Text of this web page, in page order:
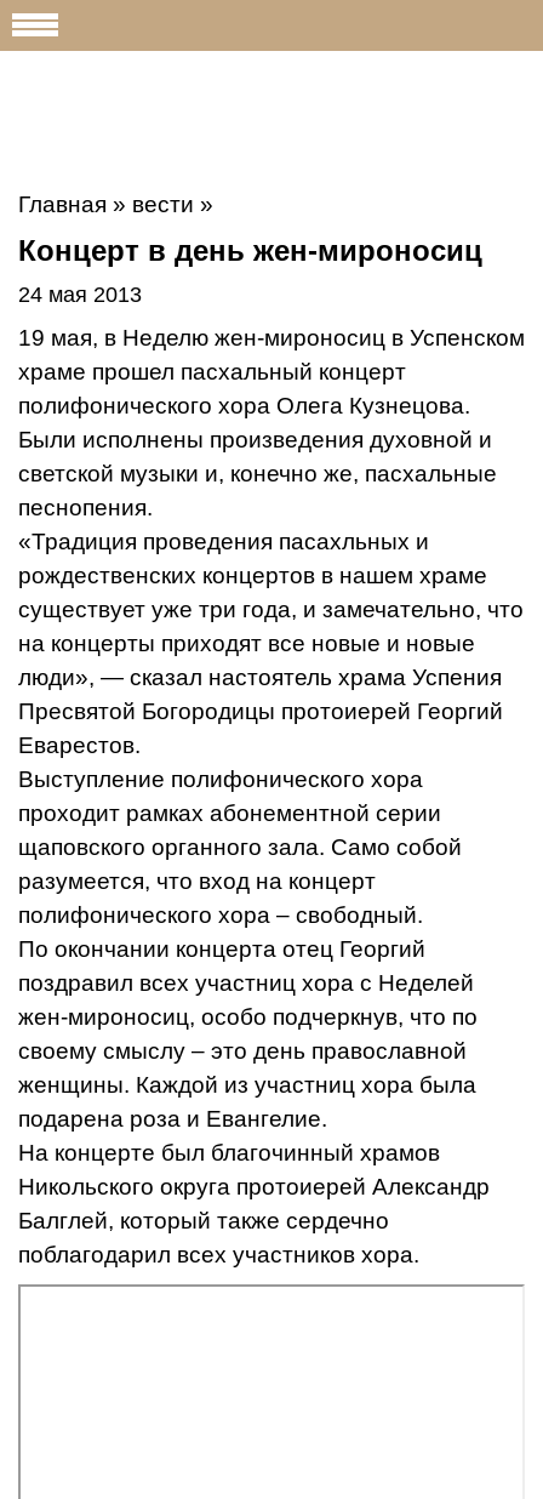
Главная » вести »
Концерт в день жен-мироносиц
24 мая 2013
19 мая, в Неделю жен-мироносиц в Успенском
храме прошел пасхальный концерт
полифонического хора Олега Кузнецова.
Были исполнены произведения духовной и
светской музыки и, конечно же, пасхальные
песнопения.
«Традиция проведения пасахльных и
рождественских концертов в нашем храме
существует уже три года, и замечательно, что
на концерты приходят все новые и новые
люди», — сказал настоятель храма Успения
Пресвятой Богородицы протоиерей Георгий
Еварестов.
Выступление полифонического хора
проходит рамках абонементной серии
щаповского органного зала. Само собой
разумеется, что вход на концерт
полифонического хора – свободный.
По окончании концерта отец Георгий
поздравил всех участниц хора с Неделей
жен-мироносиц, особо подчеркнув, что по
своему смыслу – это день православной
женщины. Каждой из участниц хора была
подарена роза и Евангелие.
На концерте был благочинный храмов
Никольского округа протоиерей Александр
Балглей, который также сердечно
поблагодарил всех участников хора.